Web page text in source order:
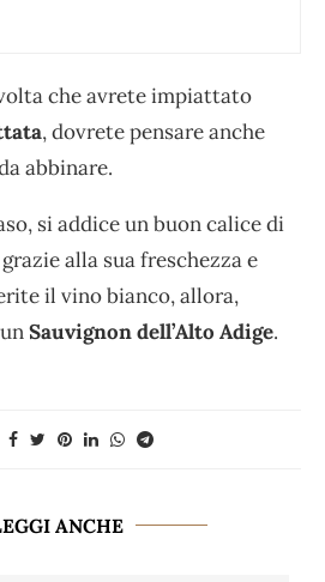
che avrete impiattato
, dovrete pensare anche
abbinare.
si addice un buon calice di
grazie alla sua freschezza e
il vino bianco, allora,
Sauvignon dell’Alto Adige.
ANCHE